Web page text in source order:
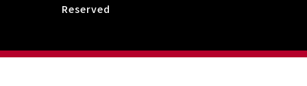
Reserved